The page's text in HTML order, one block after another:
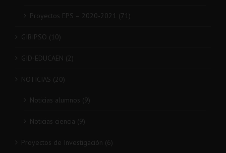
Proyectos EPS – 2020-2021 (71)
GIBIPSO (10)
GID-EDUCAEN (2)
NOTICIAS (20)
Noticias alumnos (9)
Noticias ciencia (9)
Proyectos de Investigación (6)